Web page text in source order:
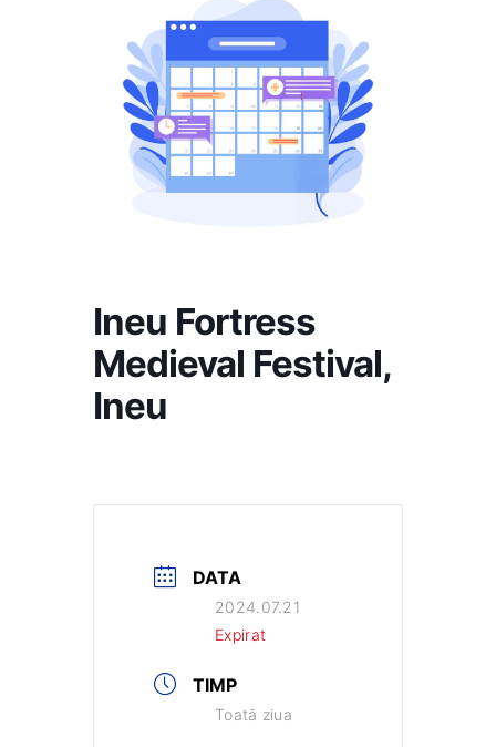
Ineu Fortress
Medieval Festival,
Ineu
DATA
2024.07.21
Expirat
TIMP
Toată ziua